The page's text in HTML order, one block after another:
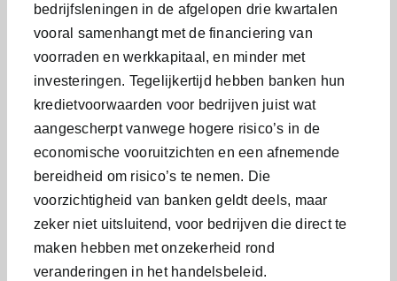
bedrijfsleningen in de afgelopen drie kwartalen
vooral samenhangt met de financiering van
voorraden en werkkapitaal, en minder met
investeringen. Tegelijkertijd hebben banken hun
kredietvoorwaarden voor bedrijven juist wat
aangescherpt vanwege hogere risico’s in de
economische vooruitzichten en een afnemende
bereidheid om risico’s te nemen. Die
voorzichtigheid van banken geldt deels, maar
zeker niet uitsluitend, voor bedrijven die direct te
maken hebben met onzekerheid rond
veranderingen in het handelsbeleid.